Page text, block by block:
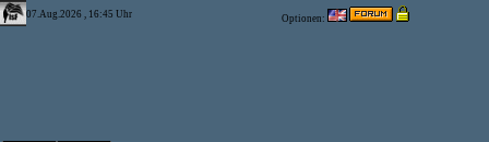
07.Aug.2026 , 16:45 Uhr Optionen: